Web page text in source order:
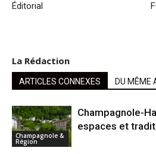
Éditorial
La Rédaction
ARTICLES CONNEXES DU MÊME
Champagnole &
Région
Champagnole-
espaces et